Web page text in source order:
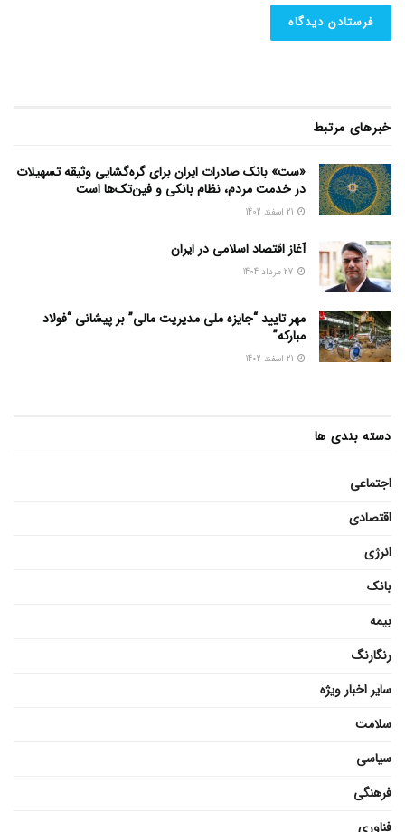
خبرهای مرتبط
«ست» بانک صادرات ایران برای گره‌گشایی وثیقه تسهیلات
در خدمت مردم، نظام بانکی و فین‌تک‌ها است
آغاز اقتصاد اسلامی در ایران
مهر تایید “جایزه ملی مدیریت مالی” بر پیشانی “فولاد
مبارکه”
دسته بندی ها
اجتماعی
اقتصادی
انرژی
بانک
بیمه
رنگارنگ
سایر اخبار ویژه
سلامت
سیاسی
فرهنگی
فناوری